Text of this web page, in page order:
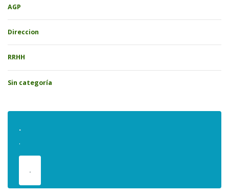
AGP
Direccion
RRHH
Sin categoría
.
.
.